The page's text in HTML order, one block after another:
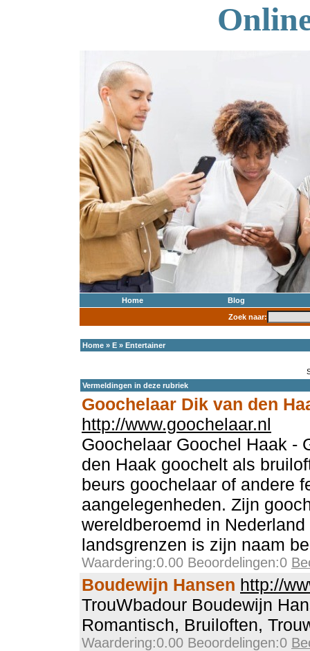
Home
Blog
Zoek naar:
Home » E » Entertainer
Vermeldingen in deze rubriek
Goochelaar Dik van den
http://www.goochelaar.nl
Goochelaar Goochel Haak -
den Haak goochelt als
beurs goochelaar of andere
aangelegenheden. Zijn
wereldberoemd in
landsgrenzen is zijn naam
Waardering:0.00 Beoordelingen:0
Boudewijn Hansen http://
TrouWbadour Boudewijn
Romantisch, Bruiloften,
Waardering:0.00 Beoordelingen:0